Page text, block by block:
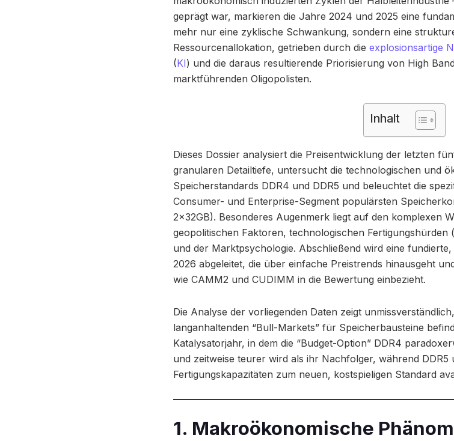
geprägt war, markieren die Jahre 2024 und 2025 eine
mehr nur eine zyklische Schwankung, sondern eine
Ressourcenallokation, getrieben durch die explosionsartige
(KI) und die daraus resultierende Priorisierung von High
marktführenden Oligopolisten.
Inhalt
Dieses Dossier analysiert die Preisentwicklung der letzten
granularen Detailtiefe, untersucht die technologischen und
Speicherstandards DDR4 und DDR5 und beleuchtet die
Consumer- und Enterprise-Segment populärsten
2x32GB). Besonderes Augenmerk liegt auf den komplexen
geopolitischen Faktoren, technologischen Fertigungshürden
und der Marktpsychologie. Abschließend wird eine
2026 abgeleitet, die über einfache Preistrends hinausgeht
wie CAMM2 und CUDIMM in die Bewertung einbezieht.
Die Analyse der vorliegenden Daten zeigt
langanhaltenden “Bull-Markets” für Speicherbausteine
Katalysatorjahr, in dem die “Budget-Option” DDR4
und zeitweise teurer wird als ihr Nachfolger, während
Fertigungskapazitäten zum neuen, kostspieligen Standard
1. Makroökonomische